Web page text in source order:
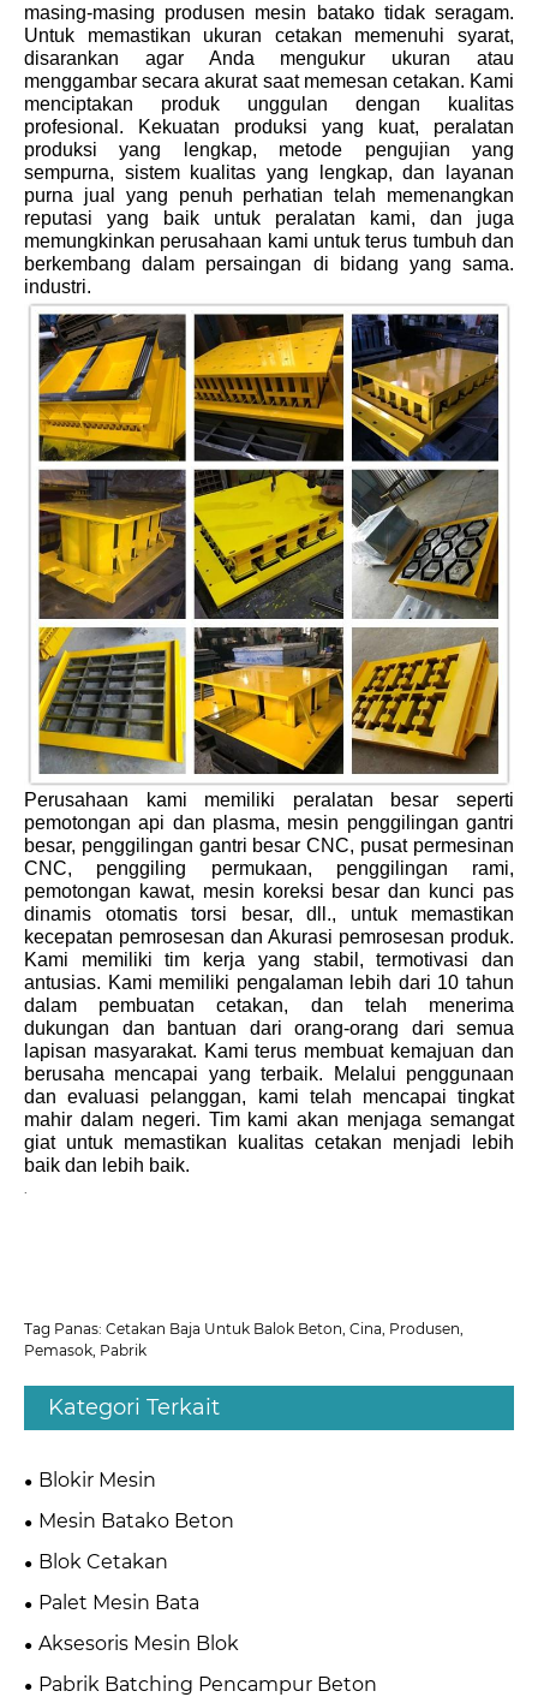
masing-masing produsen mesin batako tidak seragam.
Untuk memastikan ukuran cetakan memenuhi syarat,
disarankan agar Anda mengukur ukuran atau
menggambar secara akurat saat memesan cetakan. Kami
menciptakan produk unggulan dengan kualitas
profesional. Kekuatan produksi yang kuat, peralatan
produksi yang lengkap, metode pengujian yang
sempurna, sistem kualitas yang lengkap, dan layanan
purna jual yang penuh perhatian telah memenangkan
reputasi yang baik untuk peralatan kami, dan juga
memungkinkan perusahaan kami untuk terus tumbuh dan
berkembang dalam persaingan di bidang yang sama.
industri.
Perusahaan kami memiliki peralatan besar seperti
pemotongan api dan plasma, mesin penggilingan gantri
besar, penggilingan gantri besar CNC, pusat permesinan
CNC, penggiling permukaan, penggilingan rami,
pemotongan kawat, mesin koreksi besar dan kunci pas
dinamis otomatis torsi besar, dll., untuk memastikan
kecepatan pemrosesan dan Akurasi pemrosesan produk.
Kami memiliki tim kerja yang stabil, termotivasi dan
antusias. Kami memiliki pengalaman lebih dari 10 tahun
dalam pembuatan cetakan, dan telah menerima
dukungan dan bantuan dari orang-orang dari semua
lapisan masyarakat. Kami terus membuat kemajuan dan
berusaha mencapai yang terbaik. Melalui penggunaan
dan evaluasi pelanggan, kami telah mencapai tingkat
mahir dalam negeri. Tim kami akan menjaga semangat
giat untuk memastikan kualitas cetakan menjadi lebih
baik dan lebih baik.
Tag Panas: Cetakan Baja Untuk Balok Beton, Cina, Produsen,
Pemasok, Pabrik
Kategori Terkait
Blokir Mesin
Mesin Batako Beton
Blok Cetakan
Palet Mesin Bata
Aksesoris Mesin Blok
Pabrik Batching Pencampur Beton